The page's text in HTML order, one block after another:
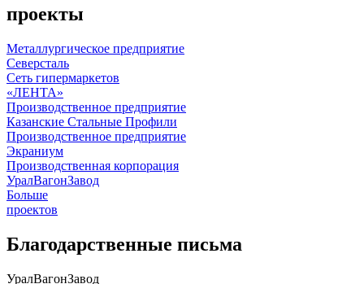
проекты
Металлургическое предприятие
Северсталь
Сеть гипермаркетов
«ЛЕНТА»
Производственное предприятие
Казанские Стальные Профили
Производственное предприятие
Экраниум
Производственная корпорация
УралВагонЗавод
Больше
проектов
Благо­дарст­вен­ные пись­ма
УралВагонЗавод